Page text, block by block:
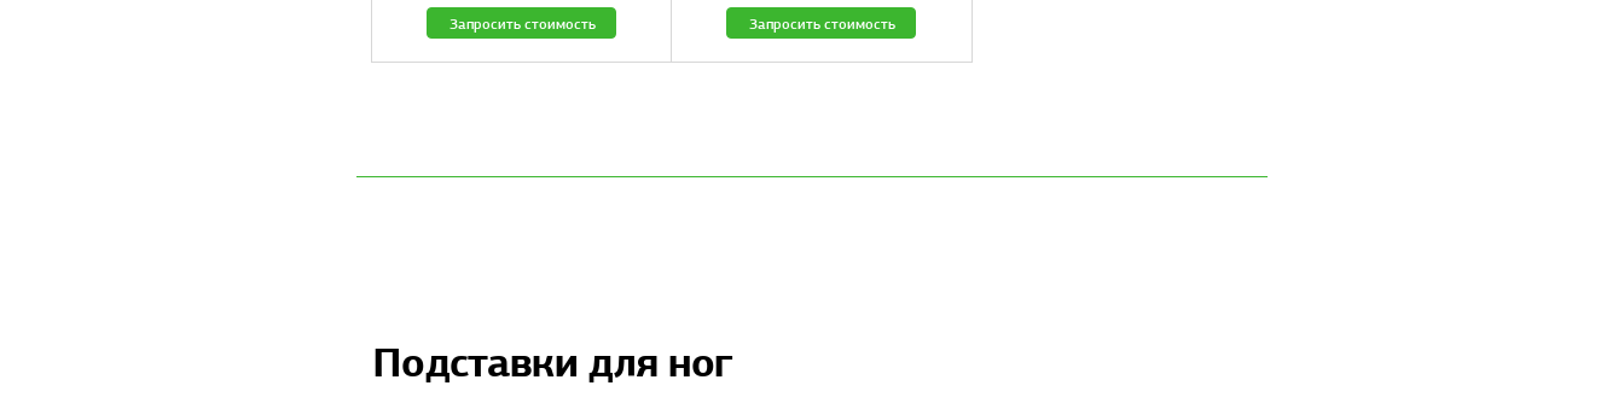
Запросить стоимость Запросить стоимость
Подставки для ног